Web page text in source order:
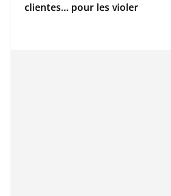
clientes… pour les violer